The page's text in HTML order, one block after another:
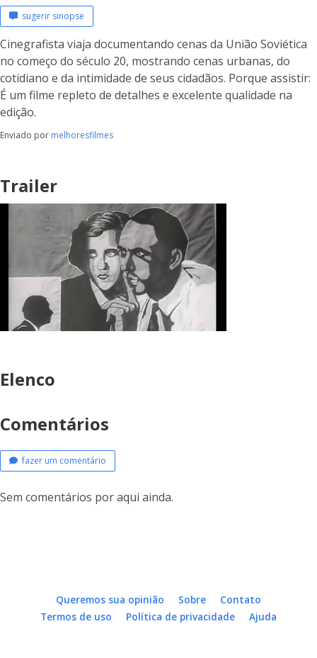
sugerir sinopse
Cinegrafista viaja documentando cenas da União Soviética
no começo do século 20, mostrando cenas urbanas, do
cotidiano e da intimidade de seus cidadãos. Porque assistir:
É um filme repleto de detalhes e excelente qualidade na
edição.
Enviado por melhoresfilmes
Trailer
Elenco
Comentários
fazer um comentário
Sem comentários por aqui ainda.
Queremos sua opinião Sobre
Contato
Termos de uso
Política de privacidade Ajuda